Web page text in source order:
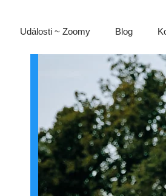
Události ~ Zoomy Blog